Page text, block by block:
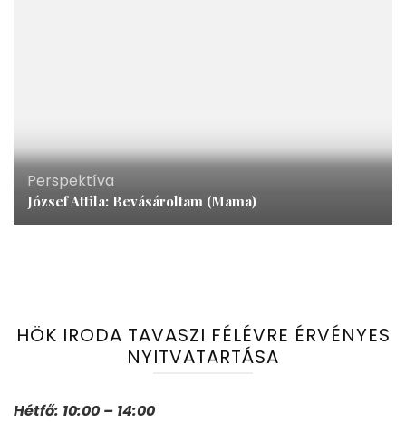
Perspektíva
József Attila: Bevásároltam (Mama)
HÖK IRODA TAVASZI FÉLÉVRE ÉRVÉNYES
NYITVATARTÁSA
Hétfő: 10:00 – 14:00